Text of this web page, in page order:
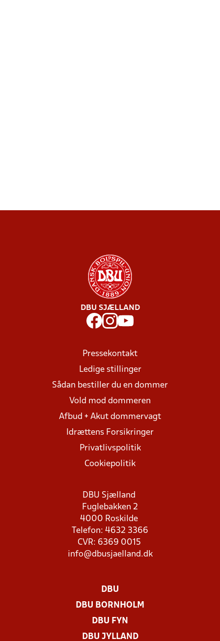
DBU SJÆLLAND
Pressekontakt
Ledige stillinger
Sådan bestiller du en dommer
Vold mod dommeren
Afbud + Akut dommervagt
Idrættens Forsikringer
Privatlivspolitik
Cookiepolitik
DBU Sjælland
Fuglebakken 2
4000 Roskilde
Telefon: 4632 3366
CVR: 6369 0015
info@dbusjaelland.dk
DBU
DBU BORNHOLM
DBU FYN
DBU JYLLAND